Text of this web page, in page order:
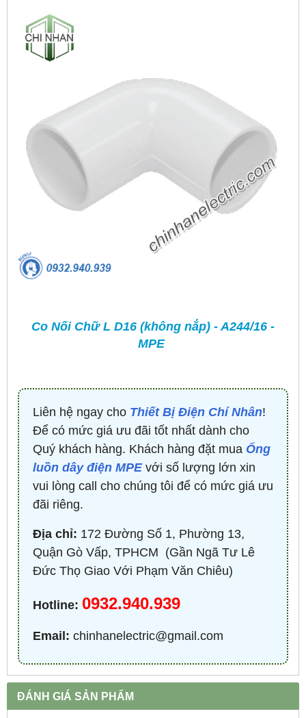
Co Nối Chữ L D16 (không nắp) - A244/16 -
MPE
Liên hệ ngay cho Thiết Bị Điện Chí Nhân!
Để có mức giá ưu đãi tốt nhất dành cho
Quý khách hàng. Khách hàng đặt mua Ống
luồn dây điện MPEvới số lượng lớn xin
vui lòng call cho chúng tôi để có mức giá ưu
đãi riêng.
Địa chỉ: 172 Đường Số 1, Phường 13,
Quận Gò Vấp, TPHCM ​ (Gần Ngã Tư Lê
Đức Thọ Giao Với Phạm Văn Chiêu)
Hotline: 0932.940.939
Email: chinhanelectric@gmail.com
ĐÁNH GIÁ SẢN PHẨM